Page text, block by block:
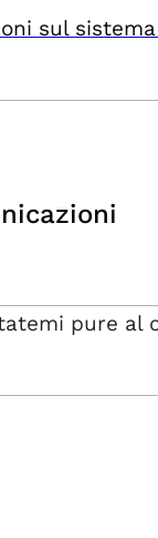
sul sistema
pure al